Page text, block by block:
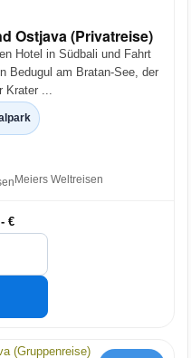
Ostjava (Privatreise)
Hotel in Südbali und Fahrt
Bedugul am Bratan-See, der
...
Meiers Weltreisen
€